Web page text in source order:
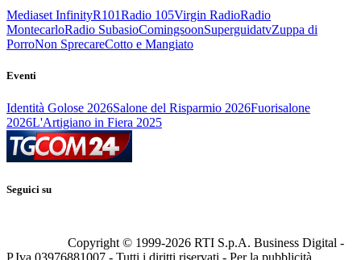
Mediaset InfinityR101Radio 105Virgin RadioRadio
MontecarloRadio SubasioComingsoonSuperguidatvZuppa di
PorroNon SprecareCotto e Mangiato
Eventi
Identità Golose 2026Salone del Risparmio 2026Fuorisalone
2026L'Artigiano in Fiera 2025
Seguici su
Copyright © 1999-2026 RTI S.p.A. Business Digital -
P.Iva 03976881007 - Tutti i diritti riservati - Per la pubblicità